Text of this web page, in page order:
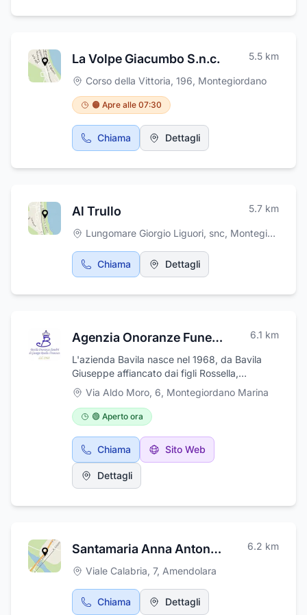
La Volpe Giacumbo S.n.c. 5.5 km
Corso della Vittoria, 196, Montegiordano
🟠 Apre alle 07:30
Chiama Dettagli
Al Trullo 5.7 km
Lungomare Giorgio Liguori, snc, Montegiordano
Chiama Dettagli
Agenzia Onoranze Funebri Bavila Servizi 6.1 km
L'azienda Bavila nasce nel 1968, da Bavila
Giuseppe affiancato dai figli Rossella,
Francesco ed il genero Rudy. Offre servizi
sempre più efficienti con professionalità,
cortesia, riservatezza, serietà, puntualità ed
assistenza continua della clientela in un
momento di vuoto e disagio psicologico, che
improvvisamente ombreggia i familiari afflitti
dalla perdita di un loro caro. Svolgiamo servizi
completi dal disbrigo pratiche, alla vestizione
addobbi floreali, servizio fioriera e soprattutto
parco macchine. Garantiamo comunque
qualità e servizio a chi volesse orientarsi a
cofani sobri ai più raffinati, eleganti. SERVIZI
OFFERTI: Copribara, Cuscini, l'Agenzia
funebre opera anche a Rocca Imperiale,
Via Aldo Moro, 6, Montegiordano Marina
🟢 Aperto ora
Chiama Sito Web
Dettagli
Santamaria Anna Antonietta 6.2 km
Viale Calabria, 7, Amendolara
Chiama Dettagli